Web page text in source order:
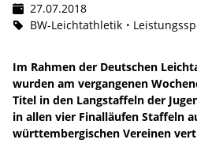
27.07.2018
BW-Leichtathletik
Im Rahmen der Deutschen
wurden am vergangenen
Titel in den Langstaffeln der
in allen vier Finalläufen Staffeln
württembergischen Vereinen